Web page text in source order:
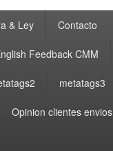
& Ley Contacto
Feedback CMM
metatags3
Opinion clientes envios